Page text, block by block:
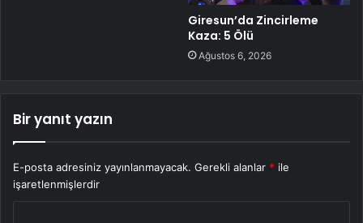
Giresun’da Zincirleme
Kaza: 5 Ölü
Ağustos 6, 2026
Bir yanıt yazın
E-posta adresiniz yayınlanmayacak. Gerekli alanlar * ile
işaretlenmişlerdir